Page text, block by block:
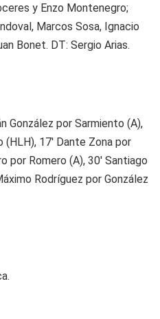
y Enzo Montenegro;
Marcos Sosa, Ignacio
Bonet. DT: Sergio Arias.
González por Sarmiento (A),
(HLH), 17' Dante Zona por
por Romero (A), 30' Santiago
Rodríguez por González